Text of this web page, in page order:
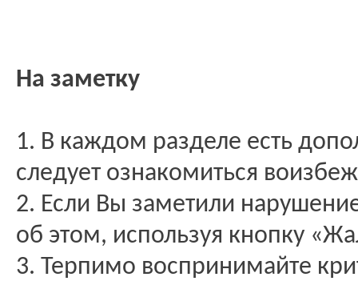
На заметку
1. В каждом разделе есть
следует ознакомиться
2. Если Вы заметили
об этом, используя кнопку
3. Терпимо воспринимайте